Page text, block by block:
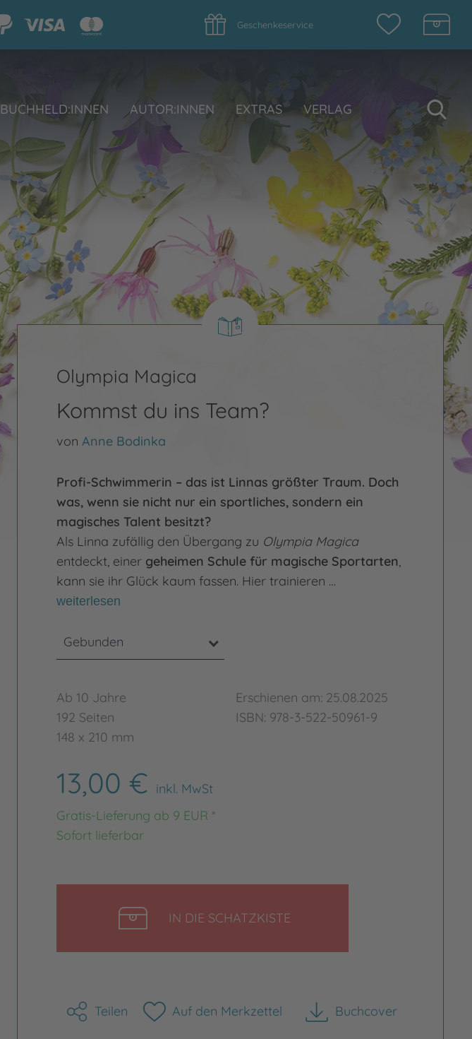
Geschenkeservice
BUCHHELD:INNEN AUTOR:INNEN EXTRAS VERLAG
Olympia Magica
Kommst du ins Team?
von Anne Bodinka
Profi-Schwimmerin – das ist Linnas größter Traum. Doch
was, wenn sie nicht nur ein sportliches, sondern ein
magisches Talent besitzt?
Als Linna zufällig den Übergang zu Olympia Magica
entdeckt, einer geheimen Schule für magische Sportarten,
kann sie ihr Glück kaum fassen. Hier trainieren …
weiterlesen
Gebunden
Ab 10 Jahre
192 Seiten
148 x 210 mm
Erschienen am: 25.08.2025
ISBN: 978-3-522-50961-9
13,00 € inkl. MwSt
Gratis-Lieferung ab 9 EUR *
Sofort lieferbar
IN DIE SCHATZKISTE
Teilen Auf den Merkzettel Buchcover
herunterladen